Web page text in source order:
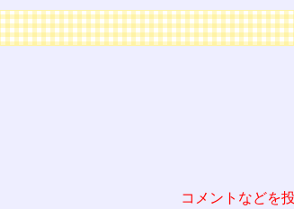
コメントなどを